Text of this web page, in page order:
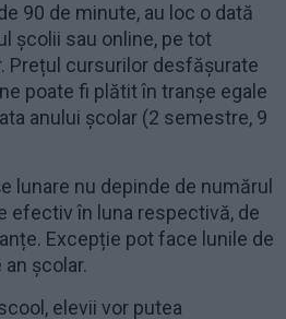
90 de minute, au loc o dată
școlii sau online, pe tot
Prețul cursurilor desfășurate
poate fi plătit în tranșe egale
anului școlar (2 semestre, 9
lunare nu depinde de numărul
efectiv în luna respectivă, de
Excepție pot face lunile de
școlar.
elevii vor putea